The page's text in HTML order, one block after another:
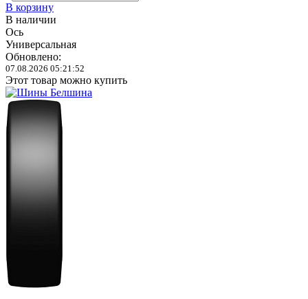
В корзину
В наличии
Ось
Универсальная
Обновлено:
07.08.2026 05:21:52
Этот товар можно купить